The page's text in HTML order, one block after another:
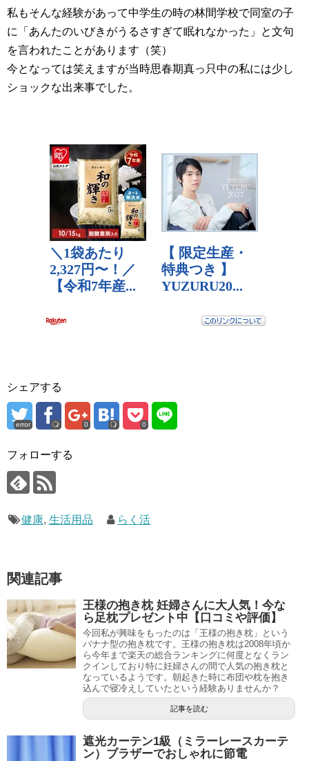
私もそんな経験があって中学生の時の林間学校で同室の子
に「あんたのいびきがうるさすぎて眠れなかった」と文句
を言われたことがあります（笑）
今となっては笑えますが当時思春期真っ只中の私には少し
ショックな出来事でした。
シェアする
error 0 0
フォローする
健康, 生活用品 らく活
関連記事
王様の抱き枕 妊婦さんに大人気！今な
ら足枕プレゼント中【口コミや評価】
今回私が興味をもったのは「王様の抱き枕」という
バナナ型の抱き枕です。王様の抱き枕は2008年頃か
ら今年まで楽天の総合ランキングに何度となくラン
クインしており特に妊婦さんの間で人気の抱き枕と
なっているようです。朝起きた時に布団や枕を抱き
込んで寝冷えしていたという経験ありませんか？
記事を読む
遮光カーテン1級（ミラーレースカーテ
ン）ブラザーでおしゃれに節電